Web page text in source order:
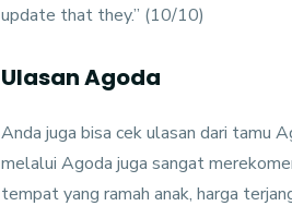
update that they.” (10/10)
Ulasan Agoda
Anda juga bisa cek ulasan dari tamu
melalui Agoda juga sangat
tempat yang ramah anak, harga